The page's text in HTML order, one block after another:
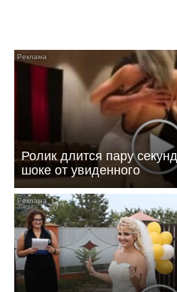
Ролик длится пару
шоке от увиденного